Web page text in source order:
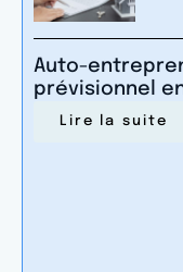
Auto-
prévisionnel
Lire la suite